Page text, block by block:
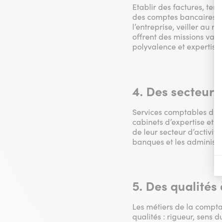
Etablir des factures,
des comptes bancaires,
l’entreprise, veiller au
offrent des missions
polyvalence et
4. Des
Services comptables
cabinets d’expertise et
de leur secteur
banques et les
5. Des qualités
Les métiers de la
qualités : rigueur, sens